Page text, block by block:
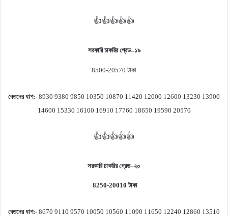
👍👍👍👍👍
সরকারি চাকরির গ্রেড–১৯
8500-20570টাকা
বেতনের ধাপ:- 8930 9380 9850 10350 10870 11420 12000 12600 13230 13900
14600 15330 16100 16910 17760 18650 19590 20570
👍👍👍👍👍
সরকারি চাকরির গ্রেড–২০
8250-20010টাকা
বেতনের ধাপ:- 8670 9110 9570 10050 10560 11090 11650 12240 12860 13510